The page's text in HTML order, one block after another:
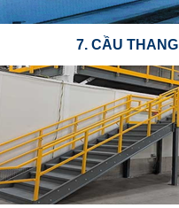
7. CẦU THANG